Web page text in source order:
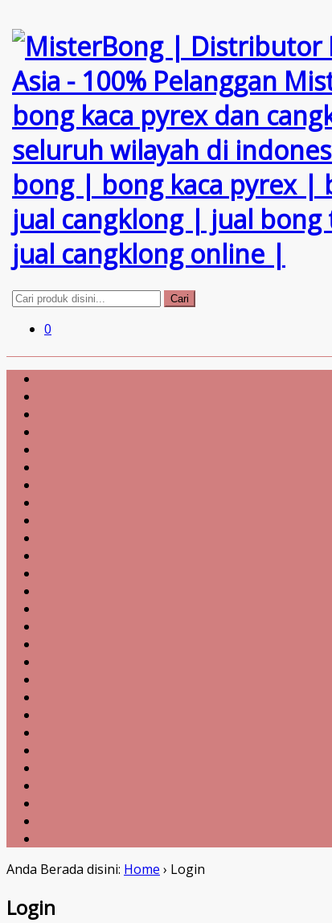
Cari
0
Anda Berada disini: Home › Login
Login